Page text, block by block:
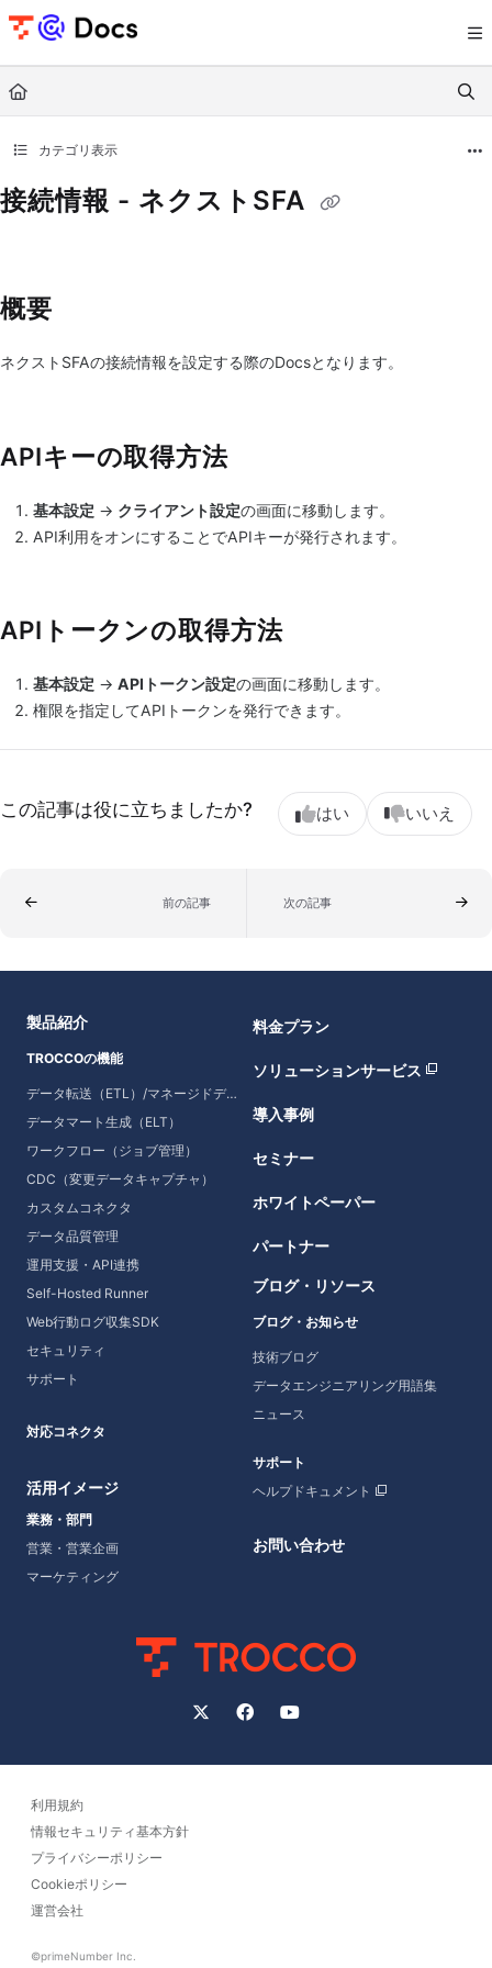
Documentation Index
Use this file to discover all available pages before exploring further.
カテゴリ表示
接続情報 - ネクストSFA
概要
ネクストSFAの接続情報を設定する際のDocsとなります。
APIキーの取得方法
基本設定 → クライアント設定の画面に移動します。
API利用をオンにすることでAPIキーが発行されます。
APIトークンの取得方法
基本設定 → APIトークン設定の画面に移動します。
権限を指定してAPIトークンを発行できます。
この記事は役に立ちましたか? はい いいえ
前の記事 次の記事
製品紹介
TROCCOの機能
データ転送（ETL）/マネージドデータ転送
データマート生成（ELT）
ワークフロー（ジョブ管理）
CDC（変更データキャプチャ）
カスタムコネクタ
データ品質管理
運用支援・API連携
Self-Hosted Runner
Web行動ログ収集SDK
セキュリティ
サポート
対応コネクタ
活用イメージ
業務・部門
営業・営業企画
マーケティング
料金プラン
ソリューションサービス
導入事例
セミナー
ホワイトペーパー
パートナー
ブログ・リソース
ブログ・お知らせ
技術ブログ
データエンジニアリング用語集
ニュース
サポート
ヘルプドキュメント
お問い合わせ
利用規約
情報セキュリティ基本方針
プライバシーポリシー
Cookieポリシー
運営会社
©primeNumber Inc.